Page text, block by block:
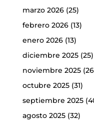
marzo 2026(25)
febrero 2026(13)
enero 2026(13)
diciembre 2025(25)
noviembre 2025
octubre 2025(31)
septiembre 2025
agosto 2025(32)